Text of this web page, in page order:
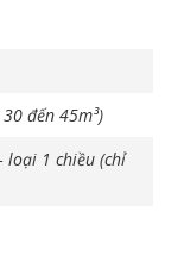
hướng gió thổi
kiệm
nhiều tính năng
có mặt của người
năng khi
đến 45m³)
loại 1 chiều (chỉ